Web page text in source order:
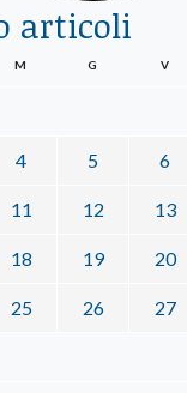
articoli
M G V
4 5 6
11 12 13
18 19 20
25 26 27